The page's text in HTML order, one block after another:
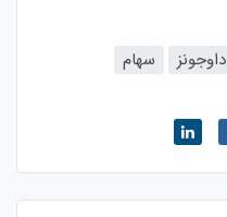
داوجونز
سهام